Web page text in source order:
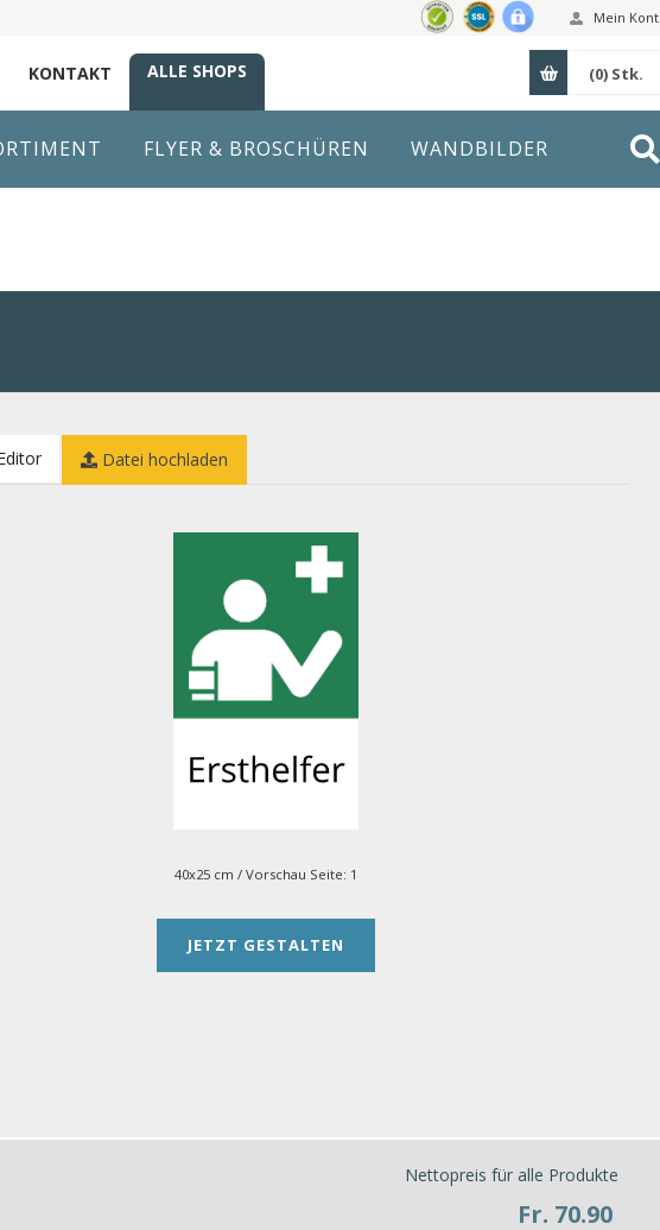
Mein
KONTAKT ALLE SHOPS (0) Stk.
FLYER & BROSCHÜREN WANDBILDER
Datei hochladen
40x25 cm / Vorschau Seite: 1
JETZT GESTALTEN
Nettopreis für alle Produkte
Fr. 70.90